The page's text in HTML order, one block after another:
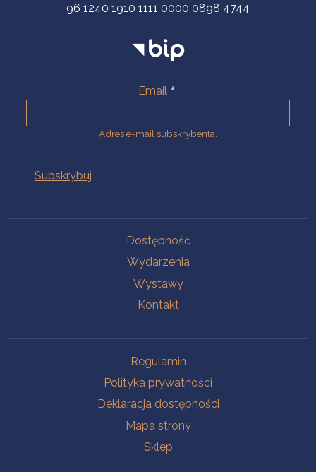
96 1240 1910 1111 0000 0898 4744
Email
Adres e-mail subskrybenta.
Dostępność
Wydarzenia
Wystawy
Kontakt
Regulamin
Polityka prywatności
Deklaracja dostępności
Mapa strony
Sklep